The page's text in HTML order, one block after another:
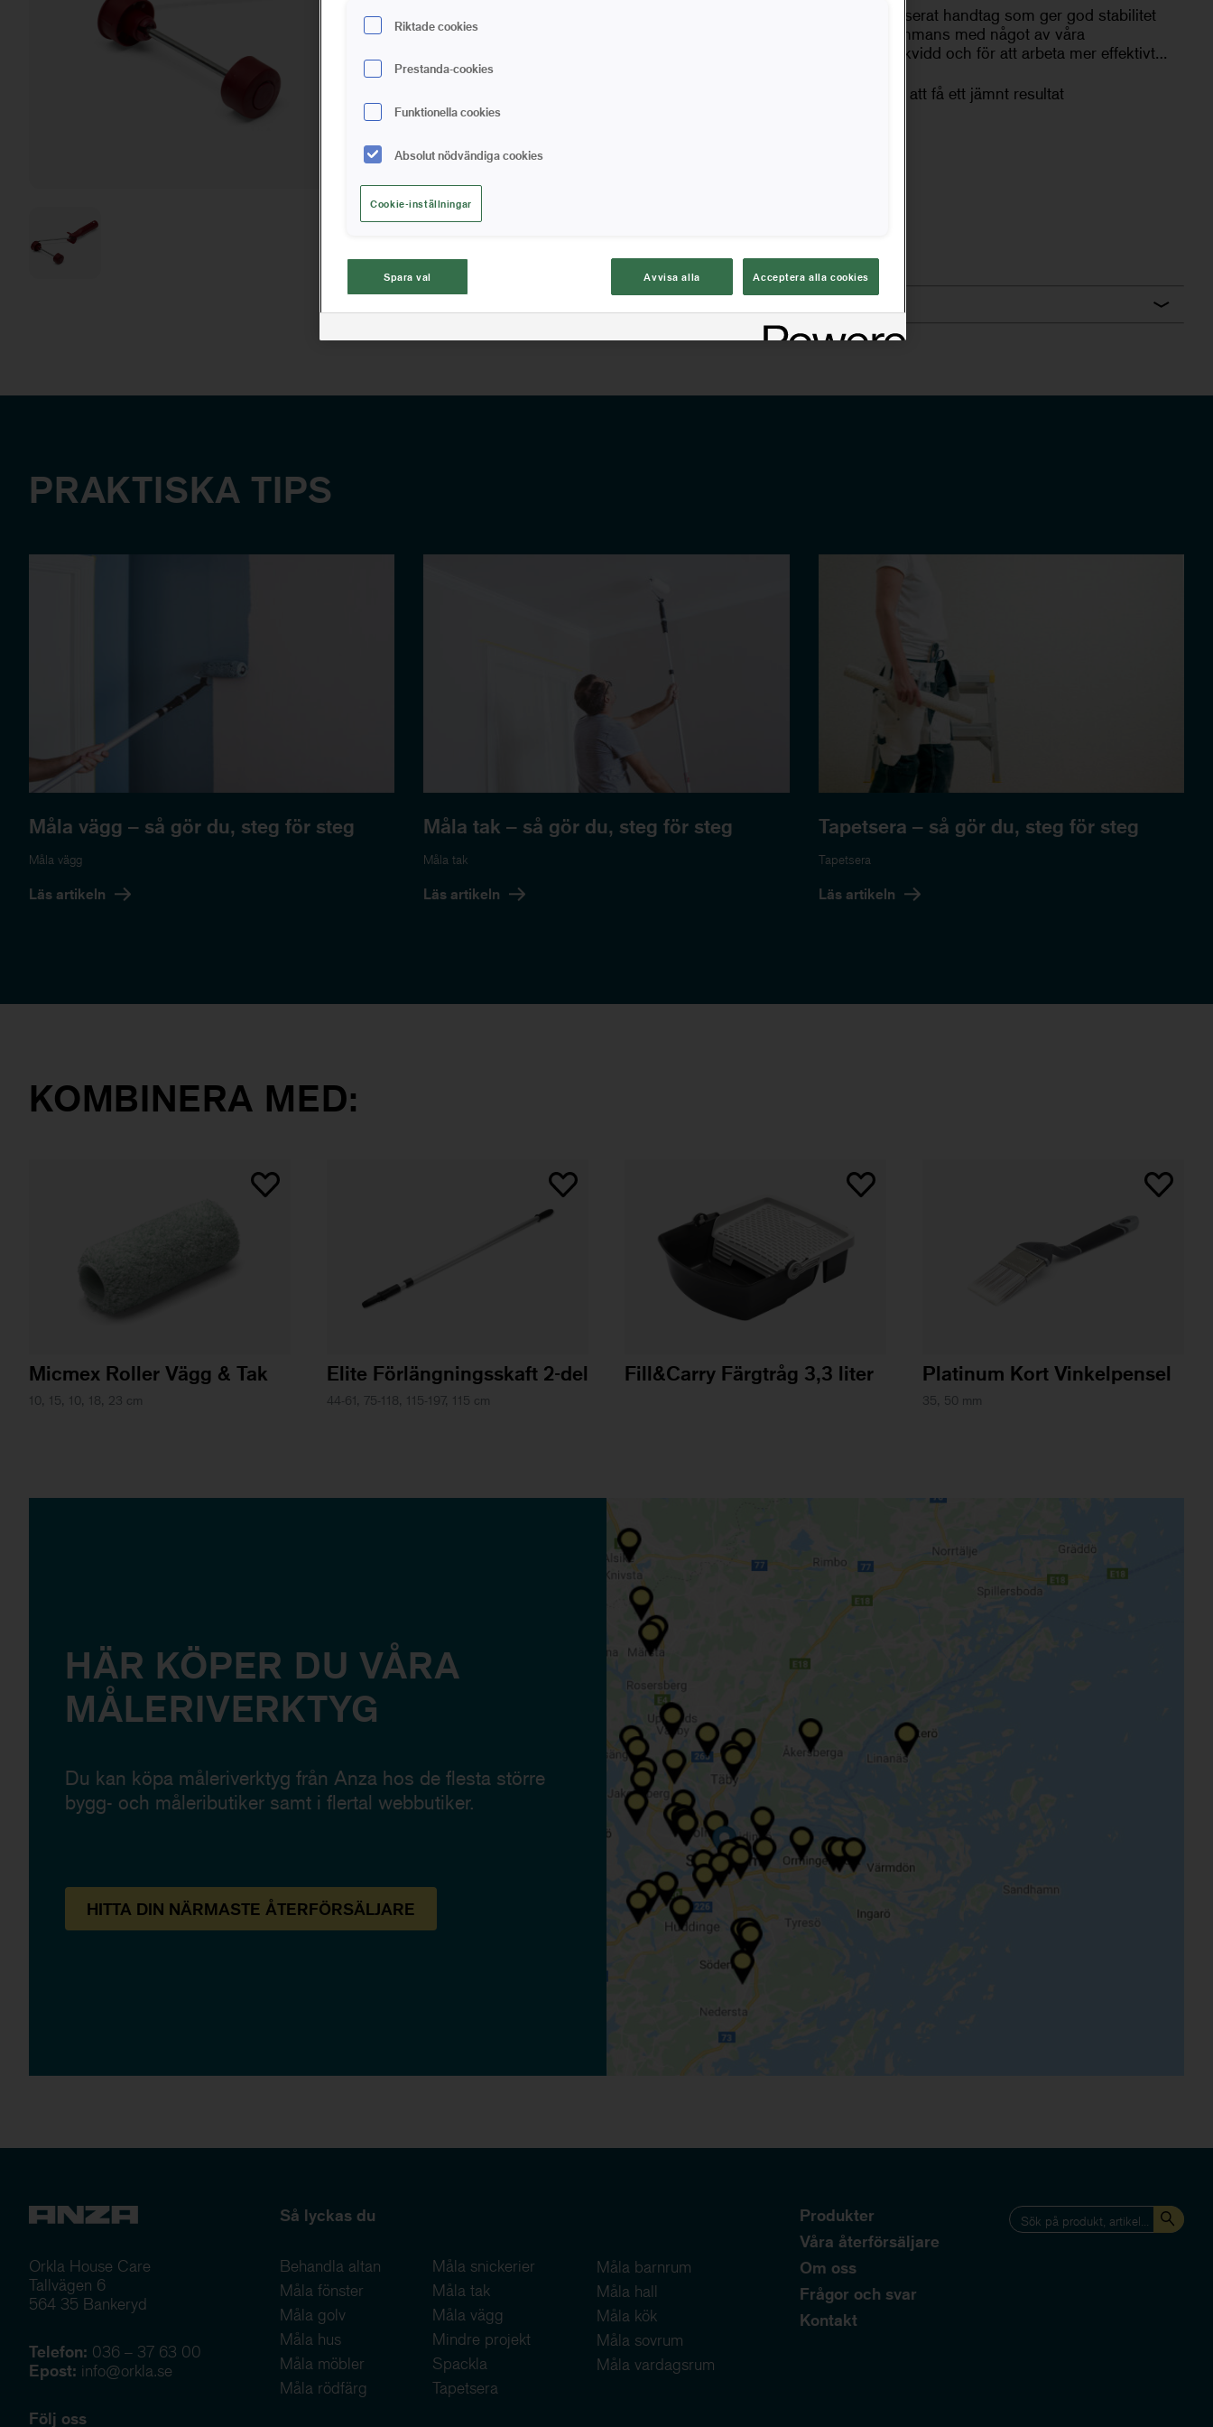
Bygel av galvaniserat stål med ett balanserat handtag som ger god stabilitet
och ett jämnt slutresultat. Använd tillsammans med något av våra
förlängningsskaft för att få en bättre räckvidd och för att arbeta mer effektivt
Balanserat handtag som hjälper dig att få ett jämnt resultat
PRAKTISKA TIPS
Måla vägg – så gör du, steg för steg
Måla vägg
Läs artikeln
Måla tak – så gör du, steg för steg
Måla tak
Läs artikeln
Tapetsera – så gör du, steg för steg
Tapetsera
Läs artikeln
KOMBINERA MED:
Micmex Roller Vägg & Tak
10, 15, 10, 18, 23 cm
Elite Förlängningsskaft 2-del
44-61, 75-118, 115-197, 115 cm
Fill&Carry Färgtråg 3,3 liter Platinum Kort Vinkelpensel
35, 50 mm
HÄR KÖPER DU VÅRA
MÅLERIVERKTYG
Du kan köpa måleriverktyg från Anza hos de flesta större
bygg- och måleributiker samt i flertal webbutiker.
HITTA DIN NÄRMASTE ÅTERFÖRSÄLJARE
Orkla House Care
Tallvägen 6
564 35 Bankeryd
Telefon: 036 – 37 63 00
Epost: info@orkla.se
Följ oss
Så lyckas du
Behandla altan
Måla fönster
Måla golv
Måla hus
Måla möbler
Måla rödfärg
Måla snickerier
Måla tak
Måla vägg
Mindre projekt
Spackla
Tapetsera
Produkter
Våra återförsäljare
Om oss
Frågor och svar
Kontakt
Måla barnrum
Måla hall
Måla kök
Måla sovrum
Måla vardagsrum
Riktade cookies
Prestanda-cookies
Funktionella cookies
Absolut nödvändiga cookies
Cookie-inställningar
Spara val Avvisa alla Acceptera alla cookies